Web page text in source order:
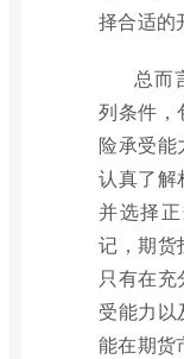
择合适的
总而
列条件，
险承受
认真了解
并选择
记，期货
只有在
受能力
能在期货